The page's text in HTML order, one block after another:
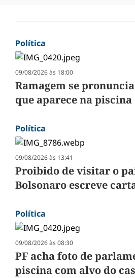
Política
09/08/2026 às 18:00
Ramagem se
que aparece na
Política
09/08/2026 às 13:41
Proibido de visitar o
Bolsonaro escreve
Política
09/08/2026 às 08:30
PF acha foto de
piscina com alvo do